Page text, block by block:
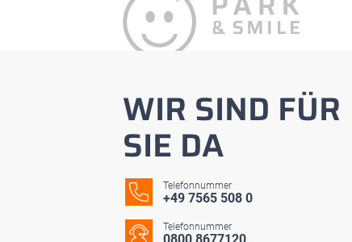
WIR SIND FÜR
SIE DA
Telefonnummer
+49 7565 508 0
Telefonnummer